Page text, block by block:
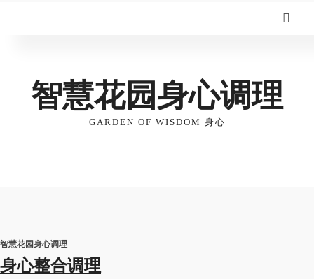
智慧花园身心调理
GARDEN OF WISDOM 身心
智慧花园身心调理
身心整合调理